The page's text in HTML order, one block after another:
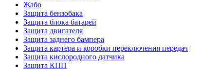
Жабо
Защита бензобака
Защита блока батарей
Защита двигателя
Защита заднего бампера
Защита картера и коробки переключения передач
Защита кислородного датчика
Защита КПП